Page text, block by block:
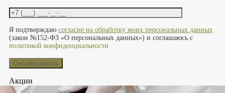
Я подтверждаю согласие на обработку моих персональных данных
(закон №152-ФЗ «О персональных данных») и соглашаюсь с
политикой конфиденциальности
Акции